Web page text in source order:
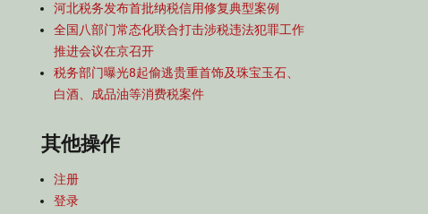
河北税务发布首批纳税信用修复典型案例
全国八部门常态化联合打击涉税违法犯罪工作
推进会议在京召开
税务部门曝光8起偷逃贵重首饰及珠宝玉石、
白酒、成品油等消费税案件
其他操作
注册
登录